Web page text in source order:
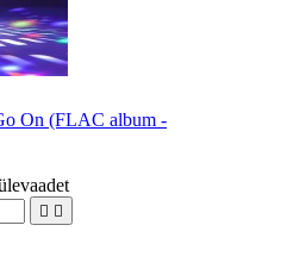
On (FLAC album -
 